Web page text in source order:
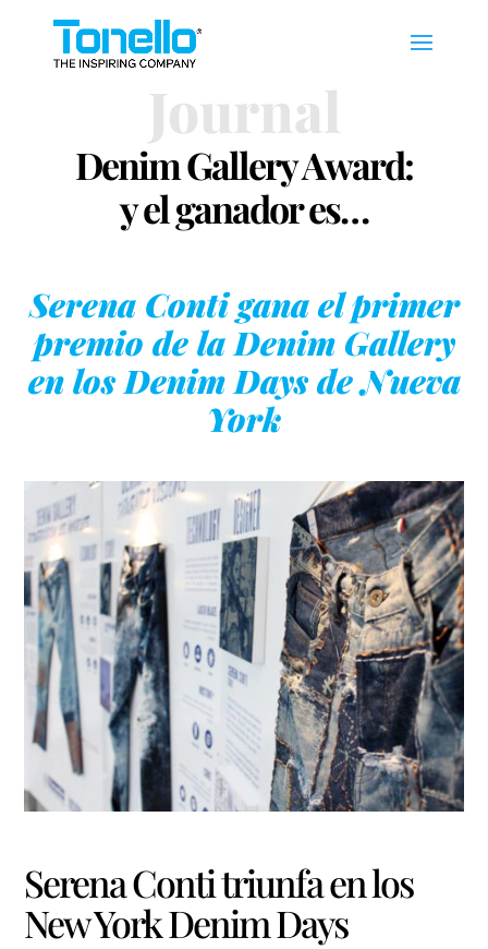
Denim Gallery Award:
y el ganador es…
Journal
Serena Conti gana el primer
premio de la Denim Gallery
en los Denim Days de Nueva
York
Serena Conti triunfa en los
New York Denim Days